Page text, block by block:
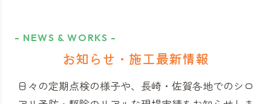
- NEWS & WORKS -
お知らせ・施工最新情報
日々の定期点検の様子や、長崎・佐賀各地でのシロ